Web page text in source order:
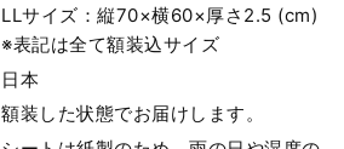
LLサイズ：縦70×横60×厚さ2.5 (cm)
※表記は全て額装込サイズ
日本
額装した状態でお届けします。